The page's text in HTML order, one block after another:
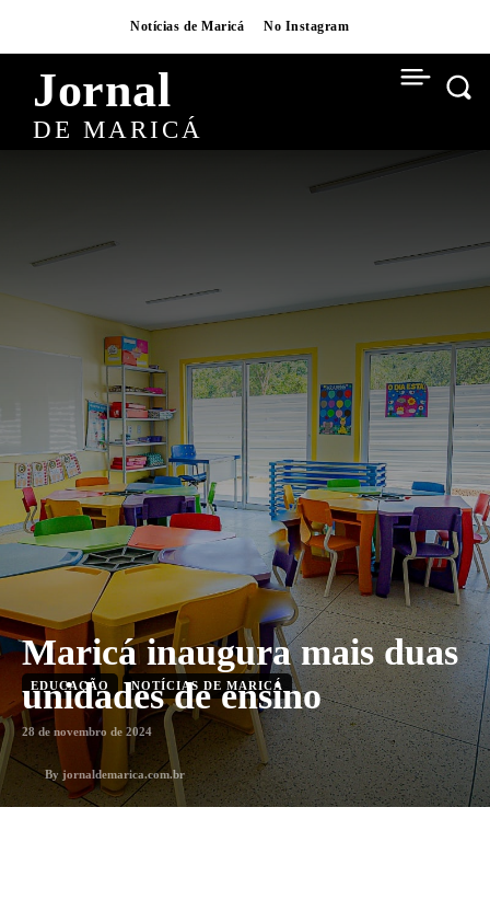
Notícias de Maricá No Instagram
Jornal
DE MARICÁ
Maricá inaugura mais duas
unidades de ensino
EDUCAÇÃO NOTÍCIAS DE MARICÁ
28 de novembro de 2024
By jornaldemarica.com.br